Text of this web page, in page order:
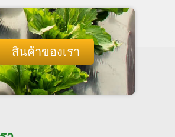
สินค้าของเรา